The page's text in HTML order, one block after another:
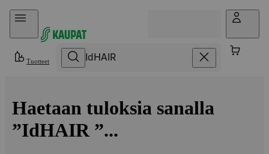
Hyppää sisältöön
Tuotteet
Haetaan tuloksia sanalla
”IdHAIR ”...